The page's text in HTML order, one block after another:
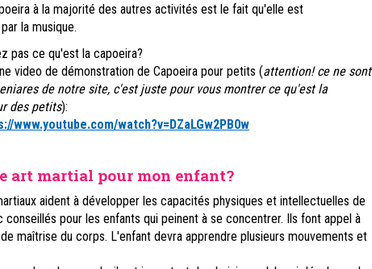
à la majorité des autres activités est le fait qu'elle est
la musique.
pas ce qu'est la capoeira?
video de démonstration de Capoeira pour petits (attention! ce ne sont
de notre site, c'est juste pour vous montrer ce qu'est la
des petits):
www.youtube.com/watch?v=DZaLGw2PB0w
art martial pour mon enfant?
aident à développer les capacités physiques et intellectuelles de
pour les enfants qui peinent à se concentrer. Ils font appel à
maîtrise du corps. L'enfant devra apprendre plusieurs mouvements et